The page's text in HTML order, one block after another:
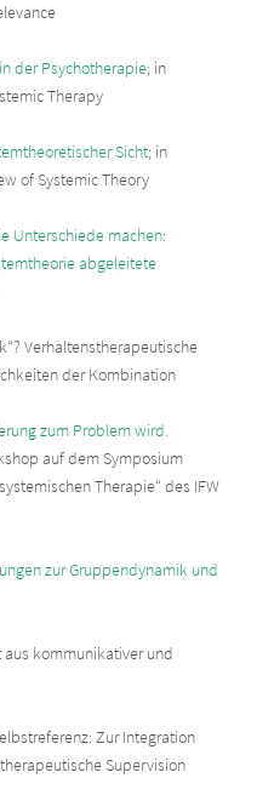
der Psychotherapie; in
Therapy
Sicht; in
of Systemic Theory
Unterschiede machen:
abgeleitete
Verhaltenstherapeutische
der Kombination
zum Problem wird.
auf dem Symposium
Therapie“ des IFW
zur Gruppendynamik und
aus kommunikativer und
Zur Integration
Supervision